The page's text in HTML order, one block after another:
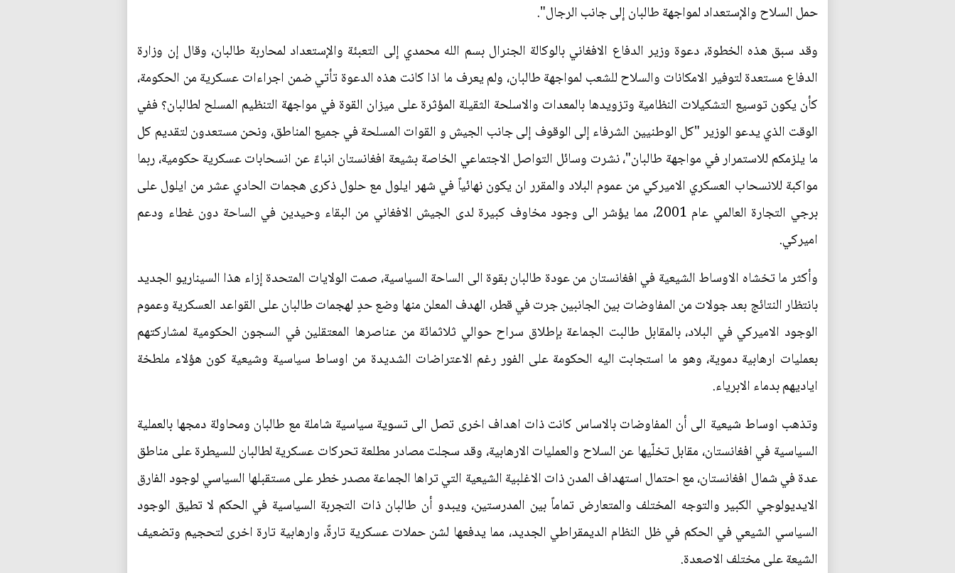
حمل السلاح والإستعداد لمواجهة طالبان إلى جانب الرجال".
وقد سبق هذه الخطوة، دعوة وزير الدفاع الافغاني بالوكالة الجنرال بسم الله محمدي إلى التعبئة والإستعداد لمحاربة طالبان، وقال إن وزارة
الدفاع مستعدة لتوفير الامكانات والسلاح للشعب لمواجهة طالبان، ولم يعرف ما اذا كانت هذه الدعوة تأتي ضمن اجراءات عسكرية من الحكومة،
كأن يكون توسيع التشكيلات النظامية وتزويدها بالمعدات والاسلحة الثقيلة المؤثرة على ميزان القوة في مواجهة التنظيم المسلح لطالبان؟ ففي
الوقت الذي يدعو الوزير "كل الوطنيين الشرفاء إلى الوقوف إلى جانب الجيش و القوات المسلحة في جميع المناطق، ونحن مستعدون لتقديم كل
ما يلزمكم للاستمرار في مواجهة طالبان"، نشرت وسائل التواصل الاجتماعي الخاصة بشيعة افغانستان انباءً عن انسحابات عسكرية حكومية، ربما
مواكبة للانسحاب العسكري الاميركي من عموم البلاد والمقرر ان يكون نهائياً في شهر ايلول مع حلول ذكرى هجمات الحادي عشر من ايلول على
برجي التجارة العالمي عام 2001، مما يؤشر الى وجود مخاوف كبيرة لدى الجيش الافغاني من البقاء وحيدين في الساحة دون غطاء ودعم
اميركي.
وأكثر ما تخشاه الاوساط الشيعية في افغانستان من عودة طالبان بقوة الى الساحة السياسية، صمت الولايات المتحدة إزاء هذا السيناريو الجديد
بانتظار النتائج بعد جولات من المفاوضات بين الجانبين جرت في قطر، الهدف المعلن منها وضع حدٍ لهجمات طالبان على القواعد العسكرية وعموم
الوجود الاميركي في البلاد، بالمقابل طالبت الجماعة بإطلاق سراح حوالي ثلاثمائة من عناصرها المعتقلين في السجون الحكومية لمشاركتهم
بعمليات ارهابية دموية، وهو ما استجابت اليه الحكومة على الفور رغم الاعتراضات الشديدة من اوساط سياسية وشيعية كون هؤلاء ملطخة
اياديهم بدماء الابرياء.
وتذهب اوساط شيعية الى أن المفاوضات بالاساس كانت ذات اهداف اخرى تصل الى تسوية سياسية شاملة مع طالبان ومحاولة دمجها بالعملية
السياسية في افغانستان، مقابل تخلّيها عن السلاح والعمليات الارهابية، وقد سجلت مصادر مطلعة تحركات عسكرية لطالبان للسيطرة على مناطق
عدة في شمال افغانستان، مع احتمال استهداف المدن ذات الاغلبية الشيعية التي تراها الجماعة مصدر خطر على مستقبلها السياسي لوجود الفارق
الايديولوجي الكبير والتوجه المختلف والمتعارض تماماً بين المدرستين، ويبدو أن طالبان ذات التجربة السياسية في الحكم لا تطيق الوجود
السياسي الشيعي في الحكم في ظل النظام الديمقراطي الجديد، مما يدفعها لشن حملات عسكرية تارةً، وارهابية تارة اخرى لتحجيم وتضعيف
الشيعة على مختلف الاصعدة.